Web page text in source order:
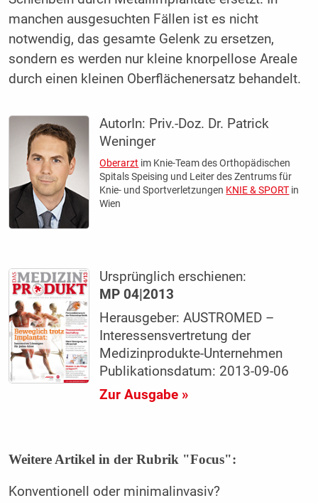
manchen ausgesuchten Fällen ist es nicht
notwendig, das gesamte Gelenk zu ersetzen,
sondern es werden nur kleine knorpellose Areale
durch einen kleinen Oberflächenersatz behandelt.
AutorIn: Priv.-Doz. Dr. Patrick
Weninger
Oberarzt im Knie-Team des Orthopädischen
Spitals Speising und Leiter des Zentrums für
Knie- und Sportverletzungen KNIE & SPORT in
Wien
Ursprünglich erschienen:
MP 04|2013
Herausgeber: AUSTROMED –
Interessensvertretung der
Medizinprodukte-Unternehmen
Publikationsdatum: 2013-09-06
Zur Ausgabe »
Weitere Artikel in der Rubrik "Focus":
Konventionell oder minimalinvasiv?